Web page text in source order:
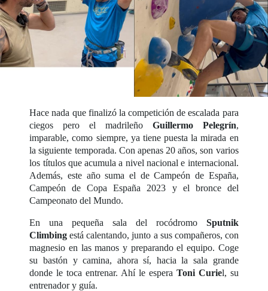
Hace nada que finalizó la competición de escalada para
ciegos pero el madrileño Guillermo Pelegrín,
imparable, como siempre, ya tiene puesta la mirada en
la siguiente temporada. Con apenas 20 años, son varios
los títulos que acumula a nivel nacional e internacional.
Además, este año suma el de Campeón de España,
Campeón de Copa España 2023 y el bronce del
Campeonato del Mundo.
En una pequeña sala del rocódromo Sputnik
Climbingestá calentando, junto a sus compañeros, con
magnesio en las manos y preparando el equipo. Coge
su bastón y camina, ahora sí, hacia la sala grande
donde le toca entrenar. Ahí le espera Toni Curiel, su
entrenador y guía.